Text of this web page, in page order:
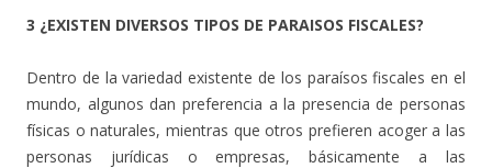
3 ¿EXISTEN DIVERSOS TIPOS DE PARAISOS FISCALES?
Dentro de la variedad existente de los paraísos fiscales en el
mundo, algunos dan preferencia a la presencia de personas
físicas o naturales, mientras que otros prefieren acoger a las
personas jurídicas o empresas, básicamente a las